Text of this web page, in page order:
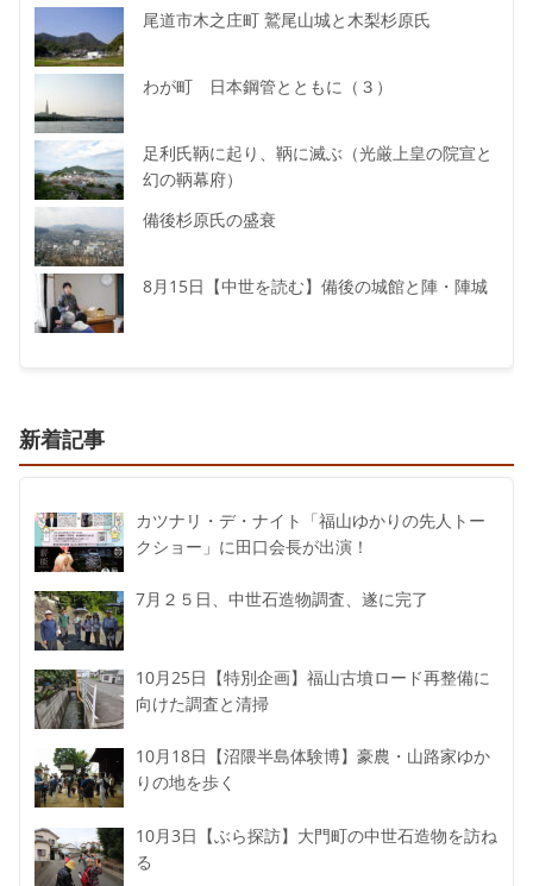
尾道市木之庄町 鷲尾山城と木梨杉原氏
わが町 日本鋼管とともに（３）
足利氏鞆に起り、鞆に滅ぶ（光厳上皇の院宣と
幻の鞆幕府）
備後杉原氏の盛衰
8月15日【中世を読む】備後の城館と陣・陣城
新着記事
カツナリ・デ・ナイト「福山ゆかりの先人トー
クショー」に田口会長が出演！
7月２５日、中世石造物調査、遂に完了
10月25日【特別企画】福山古墳ロード再整備に
向けた調査と清掃
10月18日【沼隈半島体験博】豪農・山路家ゆか
りの地を歩く
10月3日【ぶら探訪】大門町の中世石造物を訪ね
る